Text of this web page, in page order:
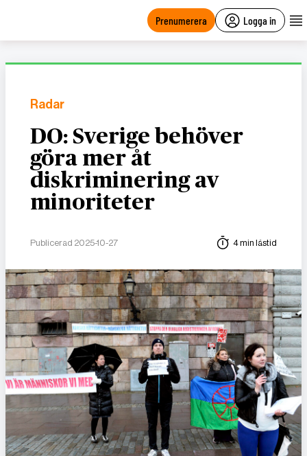
Prenumerera Logga in
Radar
DO: Sverige behöver
göra mer åt
diskriminering av
minoriteter
Publicerad 2025-10-27 4 min lästid